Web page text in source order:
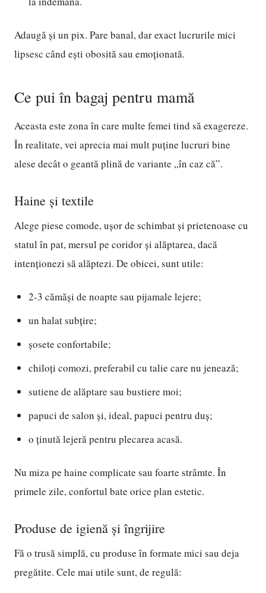
Adaugă și un pix. Pare banal, dar exact lucrurile mici
lipsesc când ești obosită sau emoționată.
Ce pui în bagaj pentru mamă
Aceasta este zona în care multe femei tind să exagereze.
În realitate, vei aprecia mai mult puține lucruri bine
alese decât o geantă plină de variante „în caz că”.
Haine și textile
Alege piese comode, ușor de schimbat și prietenoase cu
statul în pat, mersul pe coridor și alăptarea, dacă
intenționezi să alăptezi. De obicei, sunt utile:
2-3 cămăși de noapte sau pijamale lejere;
un halat subțire;
șosete confortabile;
chiloți comozi, preferabil cu talie care nu jenează;
sutiene de alăptare sau bustiere moi;
papuci de salon și, ideal, papuci pentru duș;
o ținută lejeră pentru plecarea acasă.
Nu miza pe haine complicate sau foarte strâmte. În
primele zile, confortul bate orice plan estetic.
Produse de igienă și îngrijire
Fă o trusă simplă, cu produse în formate mici sau deja
pregătite. Cele mai utile sunt, de regulă: